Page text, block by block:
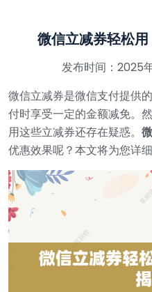
微信立减券轻松用
发布时间：2025
微信立减券是微信支付提供
付时享受一定的金额减免。
用这些立减券还存在疑惑。
优惠效果呢？本文将为您详细